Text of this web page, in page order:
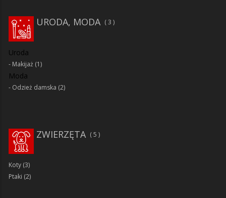
URODA, MODA 3
Uroda
Makijaż (1)
Moda
Odzież damska (2)
ZWIERZĘTA 5
Koty (3)
Ptaki (2)